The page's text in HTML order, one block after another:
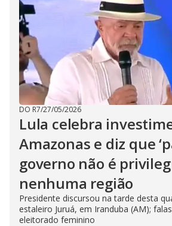
DO R7/27/05/2026
Lula celebra
Amazonas e diz que
governo não é
nenhuma região
Presidente discursou na tarde desta
estaleiro Juruá, em Iranduba (AM);
eleitorado feminino